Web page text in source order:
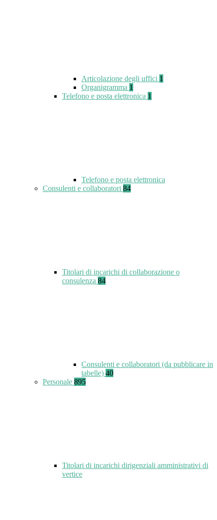
Articolazione degli uffici 1
Organigramma 1
Telefono e posta elettronica 1
Telefono e posta elettronica
Consulenti e collaboratori 84
Titolari di incarichi di collaborazione o
consulenza 84
Consulenti e collaboratori (da pubblicare in
tabelle) 40
Personale 895
Titolari di incarichi dirigenziali amministrativi di
vertice